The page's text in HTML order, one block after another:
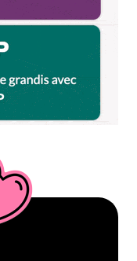
à quoi
de concerts
un artiste vexé
avec
commentaires